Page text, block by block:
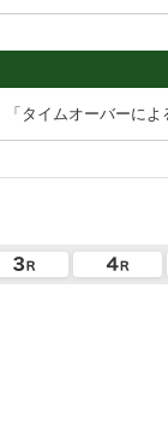
タイムオーバーに